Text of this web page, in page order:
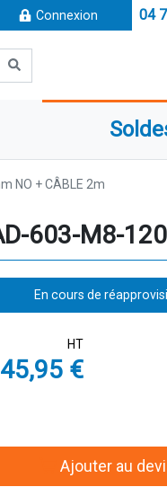
Connexion 04
NO + CÂBLE 2m
603-M8-120
En cours de
HT
45,95 €
Ajouter au